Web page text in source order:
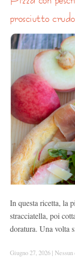
prosciutto crudo
In questa ricetta, la
stracciatella, poi
doratura. Una volta
Giugno 27, 2026 |